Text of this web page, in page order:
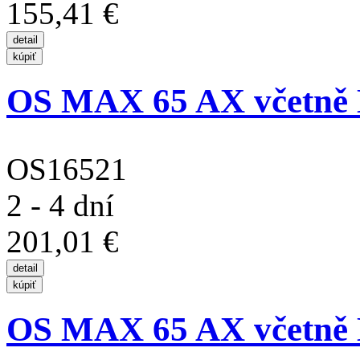
155,41 €
OS MAX 65 AX včetně
OS16521
2 - 4 dní
201,01 €
OS MAX 65 AX včetně